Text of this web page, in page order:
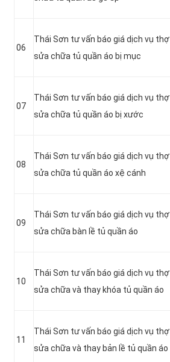
06
Thái Sơn tư vấn báo giá dịch vụ thợ
sửa chữa tủ quần áo bị mục
07
Thái Sơn tư vấn báo giá dịch vụ thợ
sửa chữa tủ quần áo bị xước
08
Thái Sơn tư vấn báo giá dịch vụ thợ
sửa chữa tủ quần áo xệ cánh
09
Thái Sơn tư vấn báo giá dịch vụ thợ
sửa chữa bàn lề tủ quần áo
10
Thái Sơn tư vấn báo giá dịch vụ thợ
sửa chữa và thay khóa tủ quần áo
11
Thái Sơn tư vấn báo giá dịch vụ thợ
sửa chữa và thay bản lề tủ quần áo